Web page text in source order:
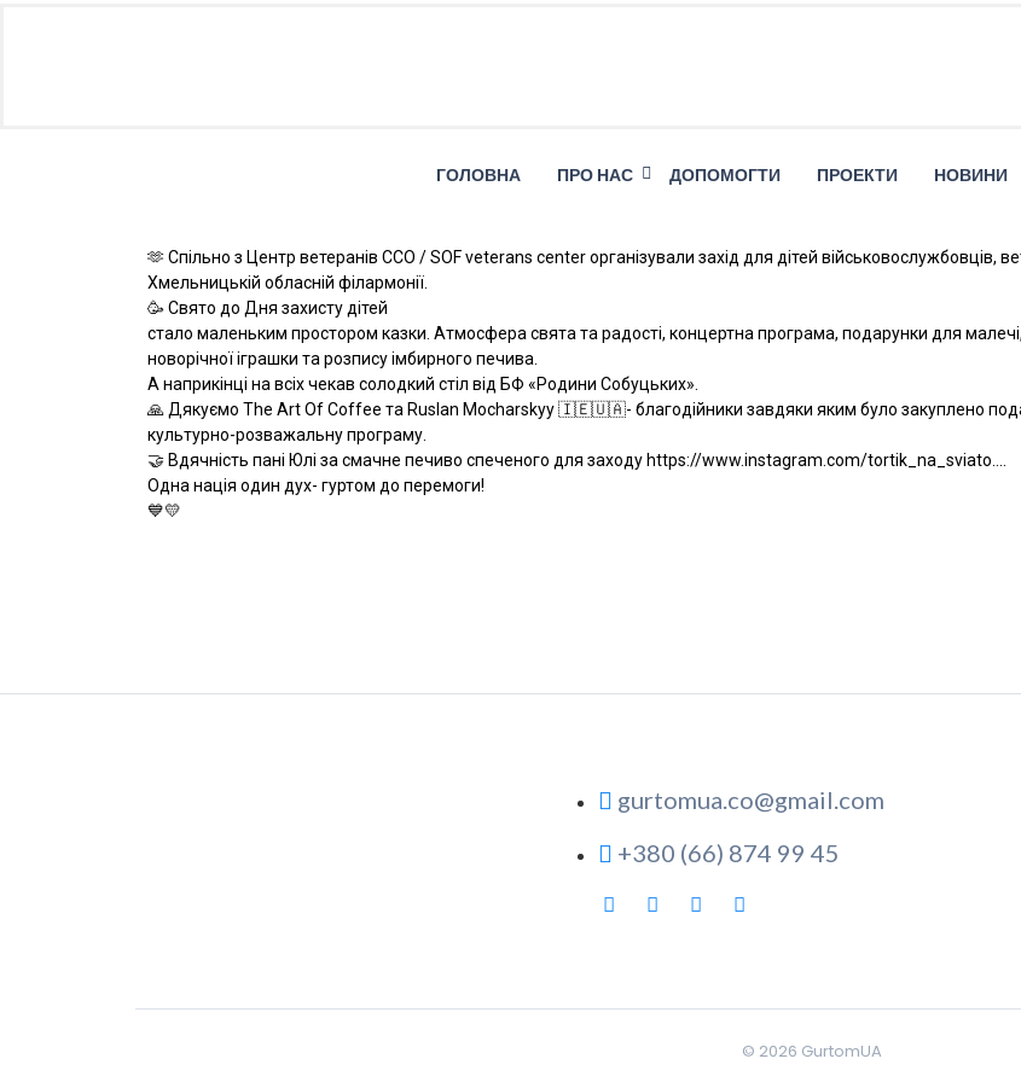
ГОЛОВНА ПРО НАС ДОПОМОГТИ ПРОЕКТИ НОВИНИ
🫶 Спільно з Центр ветеранів ССО / SOF veterans center організували захід для дітей військовослужбовців,
Хмельницькій обласній філармонії.
🥳 Свято до Дня захисту дітей
стало маленьким простором казки. Атмосфера свята та радості, концертна програма, подарунки для
новорічної іграшки та розпису імбирного печива.
А наприкінці на всіх чекав солодкий стіл від БФ «Родини Собуцьких».
🙏 Дякуємо The Art Of Coffee та Ruslan Mocharskyy 🇮🇪🇺🇦- благодійники завдяки яким було закуплено
культурно-розважальну програму.
🤝 Вдячність пані Юлі за смачне печиво спеченого для заходу https://www.instagram.com/tortik_na_sviato….
Одна нація один дух- гуртом до перемоги!
💙💛
gurtomua.co@gmail.com
+380 (66) 874 99 45
© 2026 GurtomUA